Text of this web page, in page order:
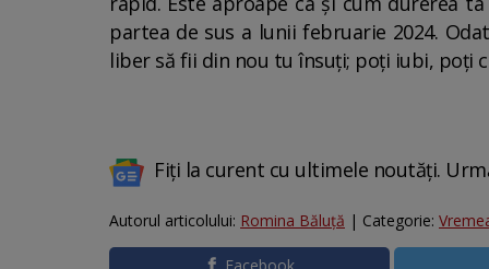
partea de sus a lunii februarie 2024.
liber să fii din nou tu însuți; poți iubi, poți
Fiți la curent cu ultimele noutăți.
Autorul articolului: Romina Băluță | Categorie: